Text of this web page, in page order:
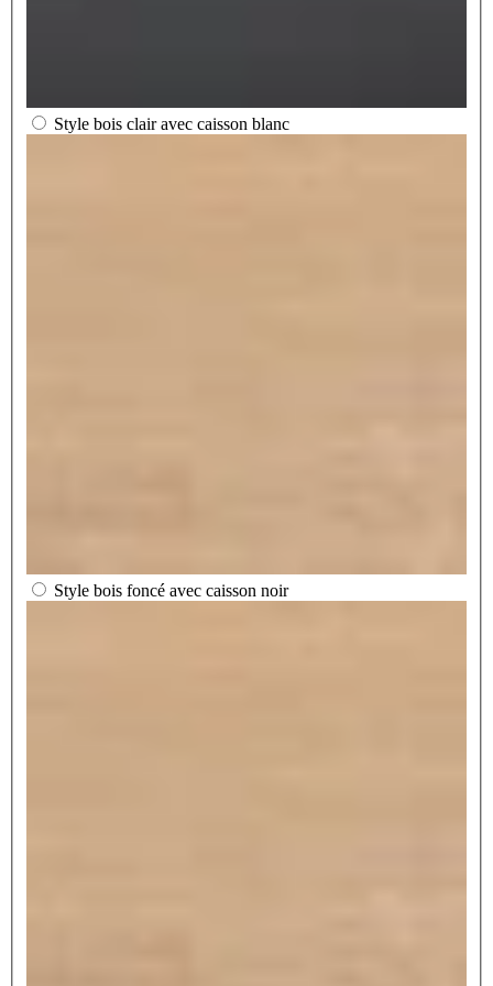
Style bois clair avec caisson blanc
Style bois foncé avec caisson noir